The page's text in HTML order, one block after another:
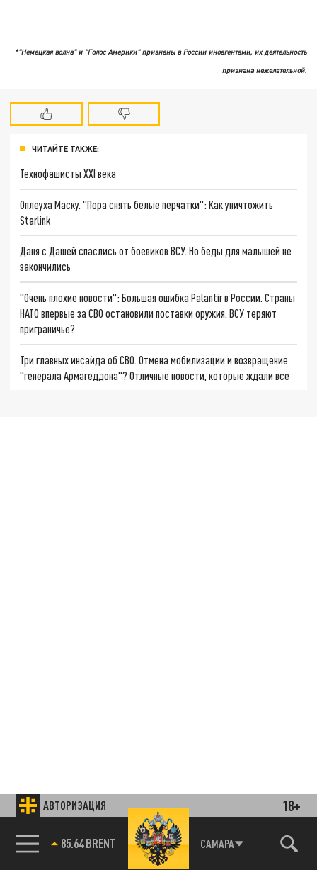
АВТОРИЗАЦИЯ 18+
85.64 BRENT САМАРА
*"Немецкая волна" и "Голос Америки" признаны в России иноагентами, их деятельность
признана нежелательной.
ЧИТАЙТЕ ТАКЖЕ:
Технофашисты XXI века
Оплеуха Маску. "Пора снять белые перчатки": Как уничтожить
Starlink
Даня с Дашей спаслись от боевиков ВСУ. Но беды для малышей не
закончились
"Очень плохие новости": Большая ошибка Palantir в России. Страны
НАТО впервые за СВО остановили поставки оружия. ВСУ теряют
приграничье?
Три главных инсайда об СВО. Отмена мобилизации и возвращение
"генерала Армагеддона"? Отличные новости, которые ждали все